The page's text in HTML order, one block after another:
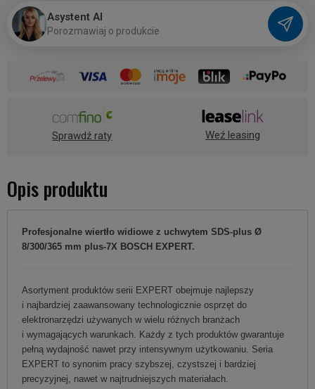
Asystent AI
Porozmawiaj o produkcie
Sprawdź raty Weź leasing
Opis produktu
Profesjonalne wiertło widiowe z uchwytem SDS-plus Ø
8/300/365 mm plus-7X BOSCH EXPERT.
Asortyment produktów serii EXPERT obejmuje najlepszy
i najbardziej zaawansowany technologicznie osprzęt do
elektronarzędzi używanych w wielu różnych branżach
i wymagających warunkach. Każdy z tych produktów gwarantuje
pełną wydajność nawet przy intensywnym użytkowaniu. Seria
EXPERT to synonim pracy szybszej, czystszej i bardziej
precyzyjnej, nawet w najtrudniejszych materiałach.